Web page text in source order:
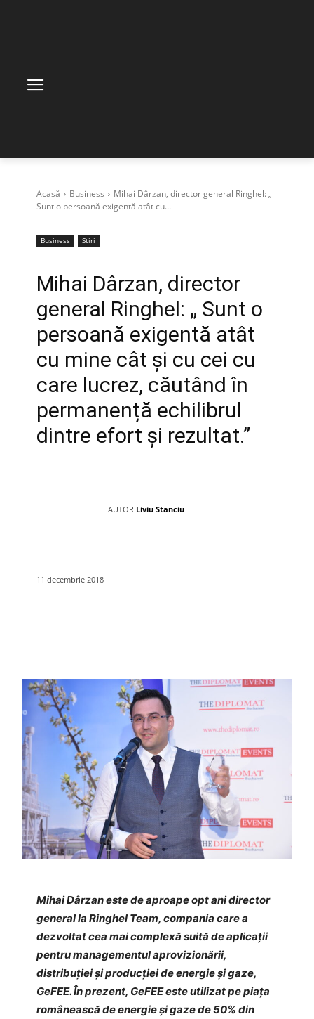
Acasă Business
Mihai Dârzan, director general Ringhel: „
Sunt o persoană exigentă atât cu...
Business Stiri
Mihai Dârzan, director
general Ringhel: „ Sunt o
persoană exigentă atât
cu mine cât și cu cei cu
care lucrez, căutând în
permanență echilibrul
dintre efort și rezultat.”
AUTOR Liviu Stanciu
11 decembrie 2018
Mihai Dârzan este de aproape opt ani director
general la Ringhel Team, compania care a
dezvoltat cea mai complexă suită de aplicații
pentru managementul aprovizionării,
distribuției și producției de energie și gaze,
GeFEE. În prezent, GeFEE este utilizat pe piața
românească de energie și gaze de 50% din